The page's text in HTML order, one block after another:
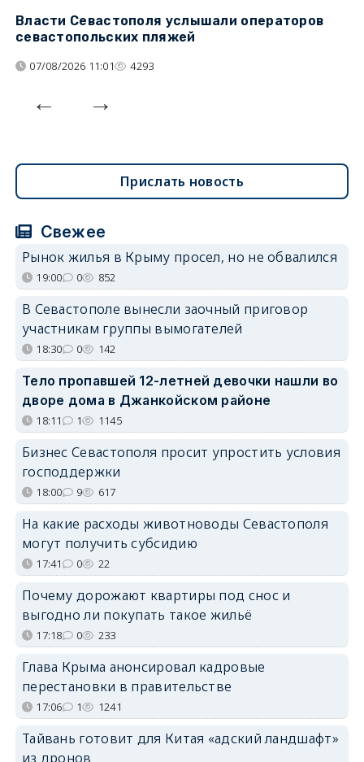
Власти Севастополя услышали операторов
севастопольских пляжей
07/08/2026 11:01 4293
Прислать новость
Свежее
Рынок жилья в Крыму просел, но не обвалился
19:00 0 852
В Севастополе вынесли заочный приговор
участникам группы вымогателей
18:30 0 142
Тело пропавшей 12-летней девочки нашли во
дворе дома в Джанкойском районе
18:11 1 1145
Бизнес Севастополя просит упростить условия
господдержки
18:00 9 617
На какие расходы животноводы Севастополя
могут получить субсидию
17:41 0 22
Почему дорожают квартиры под снос и
выгодно ли покупать такое жильё
17:18 0 233
Глава Крыма анонсировал кадровые
перестановки в правительстве
17:06 1 1241
Тайвань готовит для Китая «адский ландшафт»
из дронов